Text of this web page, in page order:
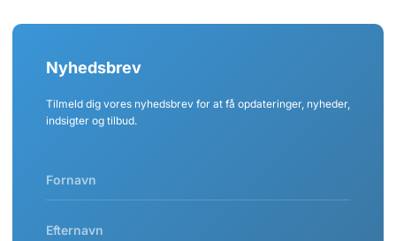
Nyhedsbrev
Tilmeld dig vores nyhedsbrev for at få opdateringer, nyheder,
indsigter og tilbud.